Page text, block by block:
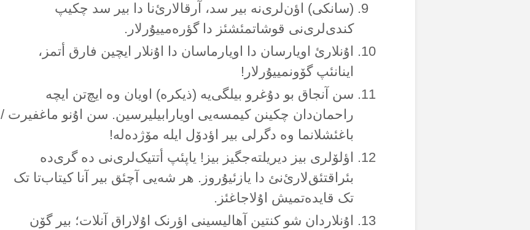
(سانکی) اؤن‌لری‌نە بیر سد، آرقالارئ‌نا دا بیر سد چکیپ
کندی‌لری‌نی قوشاتمئشئز دا گؤرەمییۇرلار.
اۇنلارئ اویارسان دا اویارماسان دا اۇنلار ایچین فارق أتمز،
اینانئپ گۆونمییۇرلار!
سن آنجاق بو دۇغرو بیلگی‌یە (ذیکرە) اویان وە ایچ‌تن ایچە
راحمان‌دان چکینن کیمسەیی اویارابیلیرسین. سن اۇنو ماغفیرت /
باغئشلانما وە دگرلی بیر اؤدۆل ایلە مۆژدەلە!
اؤلۆلری بیز دیریلتەجگیز بیز! یاپئپ أتتیک‌لری‌نی دە گری‌دە
بئراقتئق‌لارئ‌نئ دا یازئیۇروز. هر شەیی آچئق بیر آنا کیتاب‌تا تک
تک قایدەتمیش اۇلاجاغئز.
اۇنلاردان شو کنتین آهالیسینی اؤرنک اۇلاراق آنلات؛ بیر گۆن